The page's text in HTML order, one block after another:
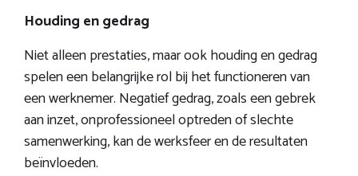
Houding en gedrag
Niet alleen prestaties, maar ook houding en gedrag
spelen een belangrijke rol bij het functioneren van
een werknemer. Negatief gedrag, zoals een gebrek
aan inzet, onprofessioneel optreden of slechte
samenwerking, kan de werksfeer en de resultaten
beïnvloeden.